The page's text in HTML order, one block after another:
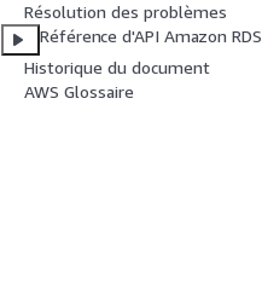
Résolution des problèmes
Référence d'API Amazon RDS
Historique du document
AWS Glossaire